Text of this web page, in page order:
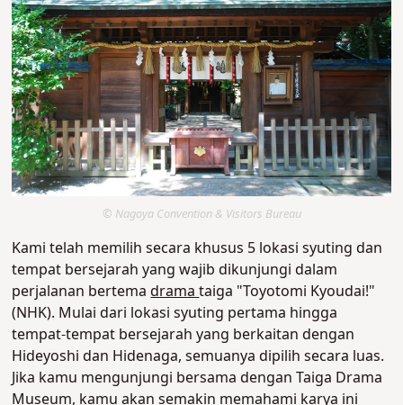
© Nagoya Convention & Visitors Bureau
Kami telah memilih secara khusus 5 lokasi syuting dan
tempat bersejarah yang wajib dikunjungi dalam
perjalanan bertemadramataiga "Toyotomi Kyoudai!"
(NHK). Mulai dari lokasi syuting pertama hingga
tempat-tempat bersejarah yang berkaitan dengan
Hideyoshi dan Hidenaga, semuanya dipilih secara luas.
Jika kamu mengunjungi bersama dengan Taiga Drama
Museum, kamu akan semakin memahami karya ini